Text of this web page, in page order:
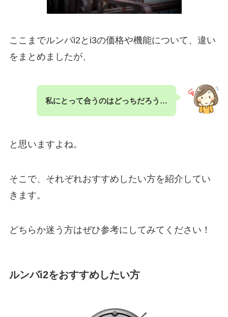
ここまでルンバi2とi3の価格や機能について、違い
をまとめましたが、
私にとって合うのはどっちだろう…
と思いますよね。
そこで、それぞれおすすめしたい方を紹介してい
きます。
どちらか迷う方はぜひ参考にしてみてください！
ルンバi2をおすすめしたい方